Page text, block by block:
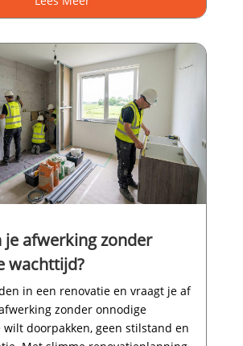
je afwerking zonder
wachttijd?
in een renovatie en vraagt je af
zonder onnodige
wilt doorpakken, geen stilstand en